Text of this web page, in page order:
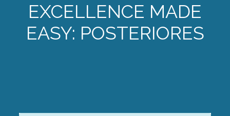
EXCELLENCE MADE
EASY: POSTERIORES